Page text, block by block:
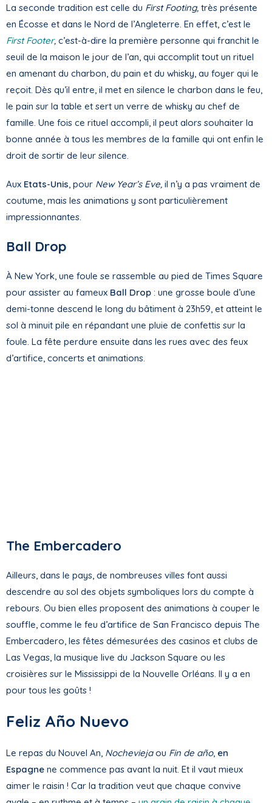
La seconde tradition est celle du First Footing, très présente
en Écosse et dans le Nord de l’Angleterre. En effet, c’est le
First Footer, c’est-à-dire la première personne qui franchit le
seuil de la maison le jour de l’an, qui accomplit tout un rituel
en amenant du charbon, du pain et du whisky, au foyer qui le
reçoit. Dès qu’il entre, il met en silence le charbon dans le feu,
le pain sur la table et sert un verre de whisky au chef de
famille. Une fois ce rituel accompli, il peut alors souhaiter la
bonne année à tous les membres de la famille qui ont enfin le
droit de sortir de leur silence.
Aux Etats-Unis , pour New Year’s Eve, il n’y a pas vraiment de
coutume, mais les animations y sont particulièrement
impressionnantes.
Ball Drop
À New York, une foule se rassemble au pied de Times Square
pour assister au fameux Ball Drop : une grosse boule d’une
demi-tonne descend le long du bâtiment à 23h59, et atteint le
sol à minuit pile en répandant une pluie de confettis sur la
foule. La fête perdure ensuite dans les rues avec des feux
d’artifice, concerts et animations.
The Embercadero
Ailleurs, dans le pays, de nombreuses villes font aussi
descendre au sol des objets symboliques lors du compte à
rebours. Ou bien elles proposent des animations à couper le
souffle, comme le feu d’artifice de San Francisco depuis The
Embercadero, les fêtes démesurées des casinos et clubs de
Las Vegas, la musique live du Jackson Square ou les
croisières sur le Mississippi de la Nouvelle Orléans. Il y a en
pour tous les goûts !
Feliz Año Nuevo
Le repas du Nouvel An, Nocheviejaou Fin de año, en
Espagne ne commence pas avant la nuit. Et il vaut mieux
aimer le raisin ! Car la tradition veut que chaque convive